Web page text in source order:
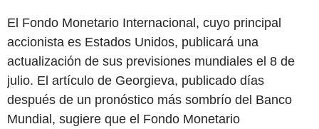
El Fondo Monetario Internacional, cuyo principal
accionista es Estados Unidos, publicará una
actualización de sus previsiones mundiales el 8 de
julio. El artículo de Georgieva, publicado días
después de un pronóstico más sombrío del Banco
Mundial, sugiere que el Fondo Monetario